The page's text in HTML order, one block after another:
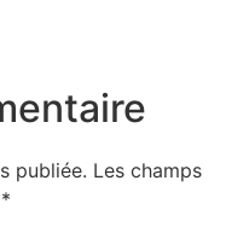
publiée. Les champs
*